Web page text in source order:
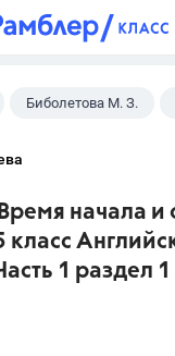
Биболетова М. З.
начала и
класс
1 раздел